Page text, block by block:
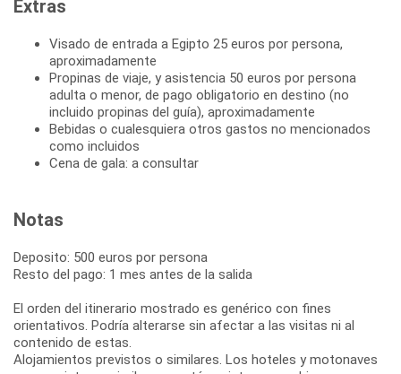
Extras
Visado de entrada a Egipto 25 euros por persona,
aproximadamente
Propinas de viaje, y asistencia 50 euros por persona
adulta o menor, de pago obligatorio en destino (no
incluido propinas del guía), aproximadamente
Bebidas o cualesquiera otros gastos no mencionados
como incluidos
Cena de gala: a consultar
Notas
Deposito: 500 euros por persona
Resto del pago: 1 mes antes de la salida
El orden del itinerario mostrado es genérico con fines
orientativos. Podría alterarse sin afectar a las visitas ni al
contenido de estas.
Alojamientos previstos o similares. Los hoteles y motonaves